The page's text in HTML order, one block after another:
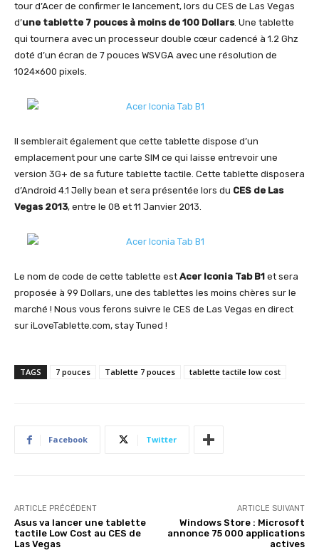
tour d’Acer de confirmer le lancement, lors du CES de Las Vegas
d’une tablette 7 pouces à moins de 100 Dollars. Une tablette
qui tournera avec un processeur double cœur cadencé à 1.2 Ghz
doté d’un écran de 7 pouces WSVGA avec une résolution de
1024×600 pixels.
Il semblerait également que cette tablette dispose d’un
emplacement pour une carte SIM ce qui laisse entrevoir une
version 3G+ de sa future tablette tactile. Cette tablette disposera
d’Android 4.1 Jelly bean et sera présentée lors du CES de Las
Vegas 2013, entre le 08 et 11 Janvier 2013.
Le nom de code de cette tablette est Acer Iconia Tab B1 et sera
proposée à 99 Dollars, une des tablettes les moins chères sur le
marché ! Nous vous ferons suivre le CES de Las Vegas en direct
sur iLoveTablette.com, stay Tuned !
TAGS 7 pouces Tablette 7 pouces tablette tactile low cost
Facebook Twitter
ARTICLE PRÉCÉDENT
Asus va lancer une tablette
tactile Low Cost au CES de
Las Vegas
ARTICLE SUIVANT
Windows Store : Microsoft
annonce 75 000 applications
actives